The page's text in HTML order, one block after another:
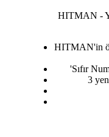
HITMAN -
HITMAN'in
'Sıfır
3